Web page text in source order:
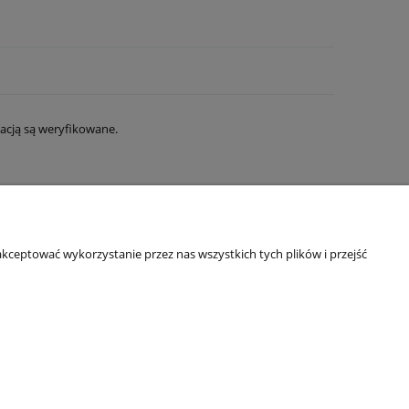
są weryfikowane.
STREFA WIEDZY
wykorzystanie przez nas wszystkich tych plików i przejść